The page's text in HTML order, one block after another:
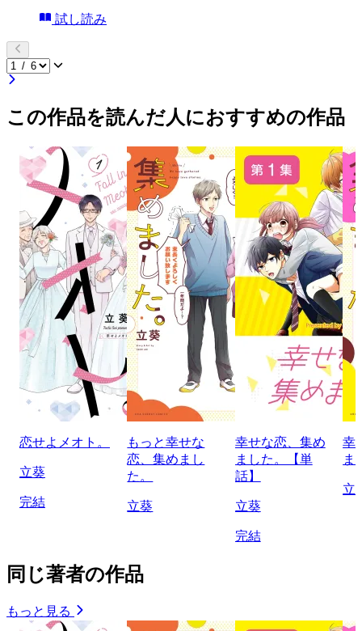
試し読み
この作品を読んだ人におすすめの作品
恋せよメオト。
立葵
完結
もっと幸せな
恋、集めまし
た。
立葵
幸せな恋、集め
ました。【単
話】
立葵
完結
幸
ま
立
同じ著者の作品
もっと見る